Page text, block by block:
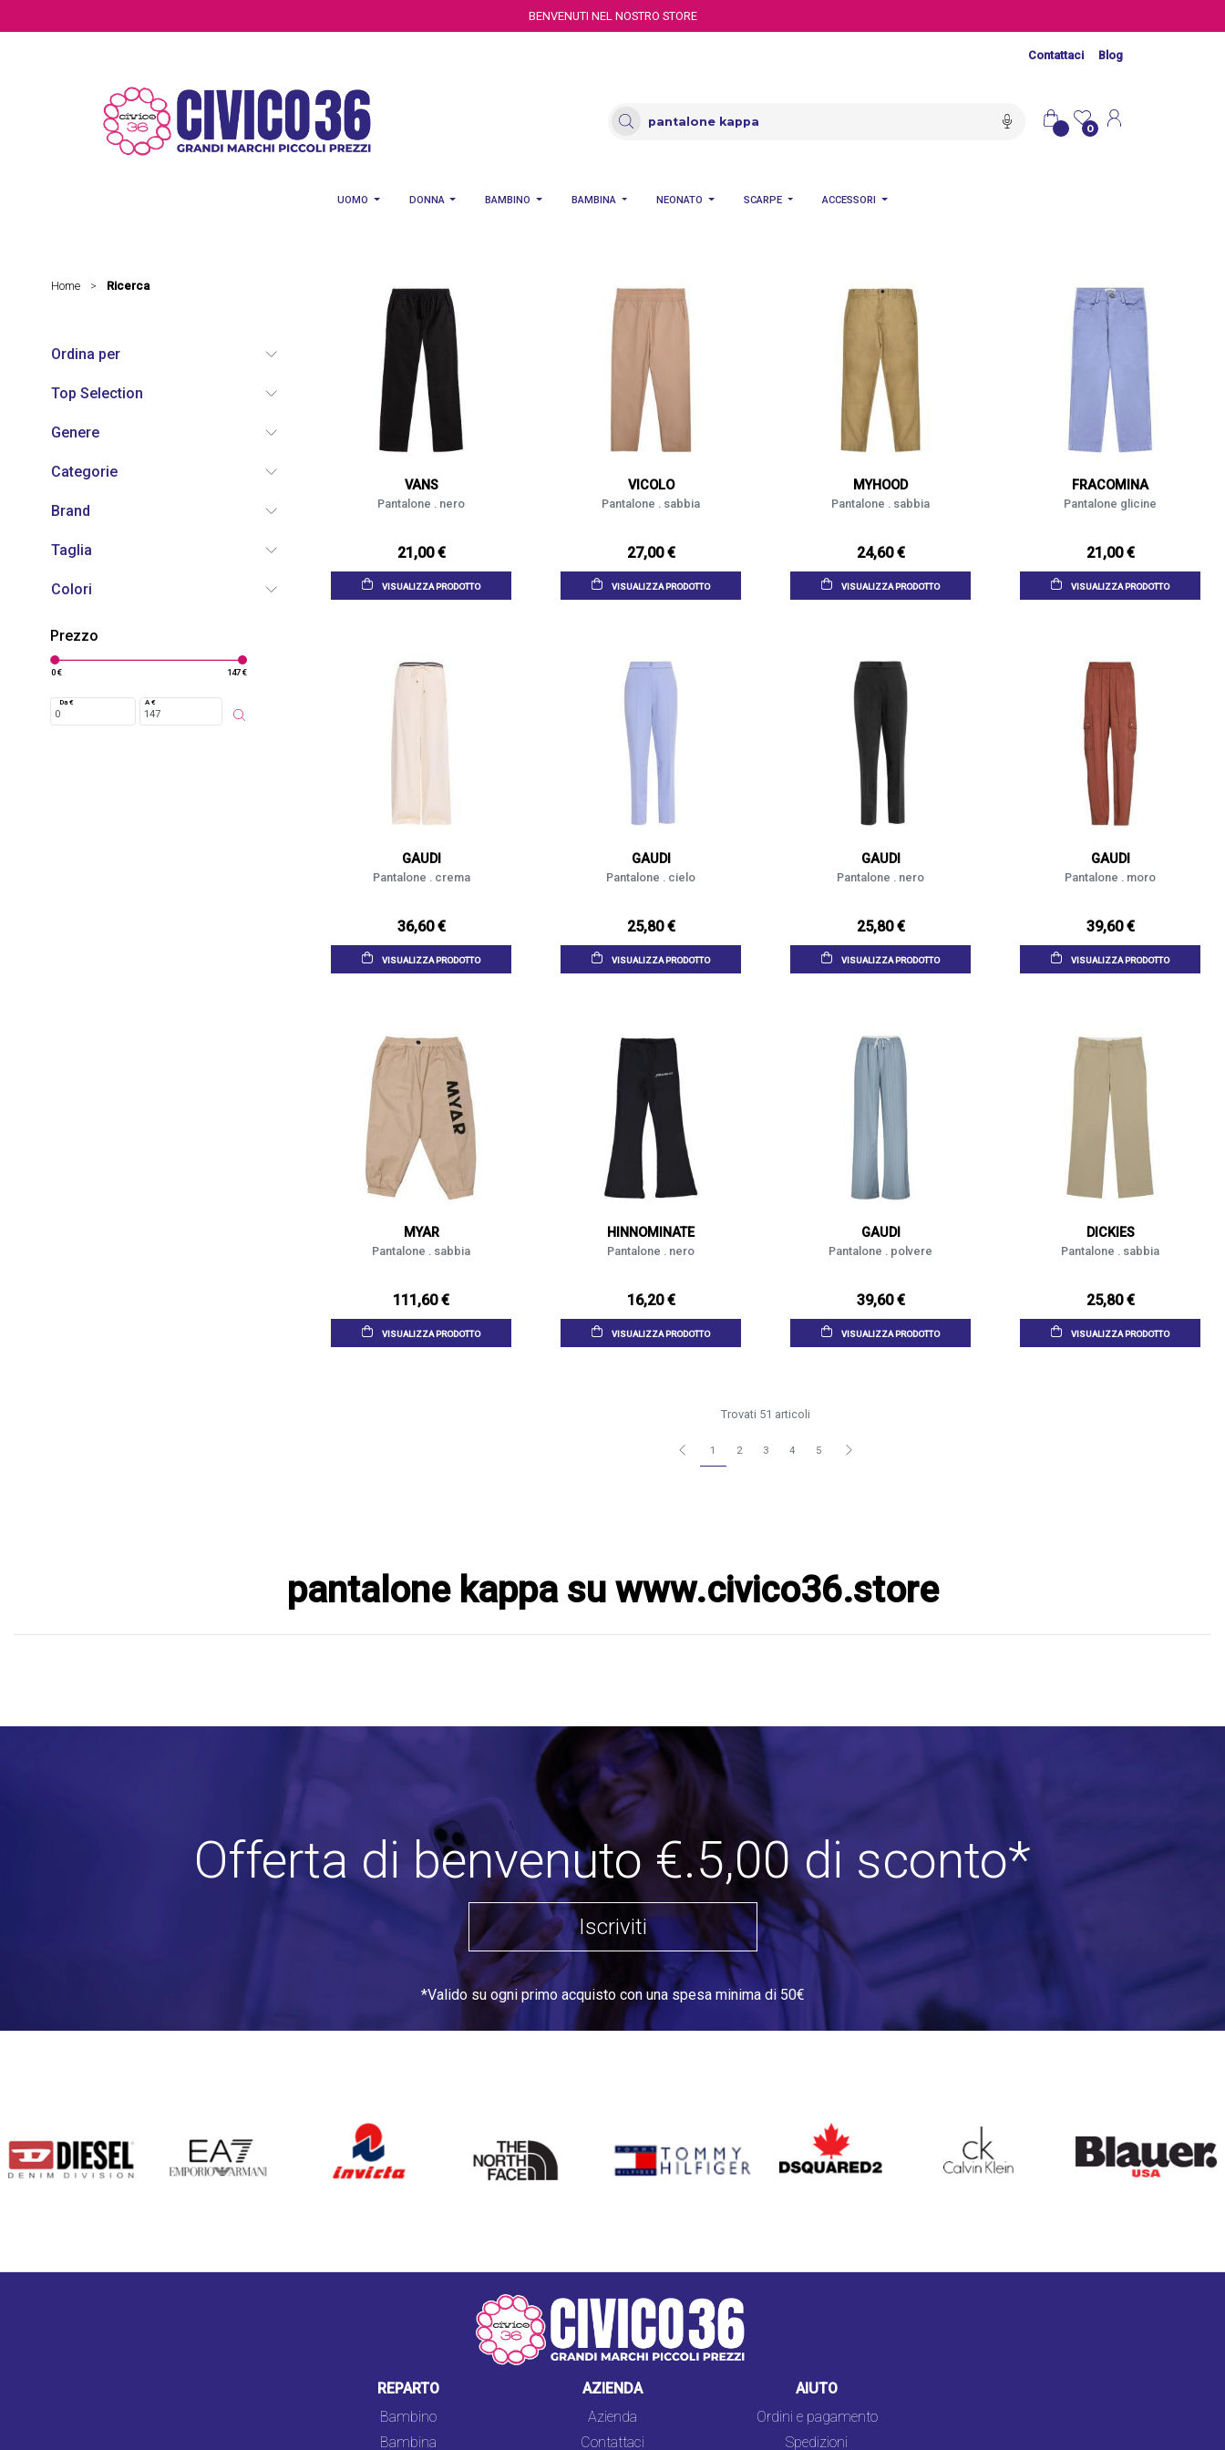
BENVENUTI NEL NOSTRO STORE
Contattaci Blog
0
UOMO DONNA BAMBINO BAMBINA NEONATO SCARPE ACCESSORI
Home > Ricerca
Ordina per
Top Selection
Genere
Categorie
Brand
Taglia
Colori
Prezzo
0 € 147 €
Da € A €
VANS
Pantalone . nero
21,00 €
VISUALIZZA PRODOTTO
VICOLO
Pantalone . sabbia
27,00 €
VISUALIZZA PRODOTTO
MYHOOD
Pantalone . sabbia
24,60 €
VISUALIZZA PRODOTTO
FRACOMINA
Pantalone glicine
21,00 €
VISUALIZZA PRODOTTO
GAUDI
Pantalone . crema
36,60 €
VISUALIZZA PRODOTTO
GAUDI
Pantalone . cielo
25,80 €
VISUALIZZA PRODOTTO
GAUDI
Pantalone . nero
25,80 €
VISUALIZZA PRODOTTO
GAUDI
Pantalone . moro
39,60 €
VISUALIZZA PRODOTTO
MYAR
Pantalone . sabbia
111,60 €
VISUALIZZA PRODOTTO
HINNOMINATE
Pantalone . nero
16,20 €
VISUALIZZA PRODOTTO
GAUDI
Pantalone . polvere
39,60 €
VISUALIZZA PRODOTTO
DICKIES
Pantalone . sabbia
25,80 €
VISUALIZZA PRODOTTO
Trovati 51 articoli
1 2 3 4 5
pantalone kappa su www.civico36.store
Offerta di benvenuto €.5,00 di sconto*
Iscriviti
*Valido su ogni primo acquisto con una spesa minima di 50€
INVICTA
NORTH
FACE
DSQUARED2 CALVIN KLEIN
REPARTO
Bambino
Bambina
AZIENDA
Azienda
Contattaci
AIUTO
Ordini e pagamento
Spedizioni